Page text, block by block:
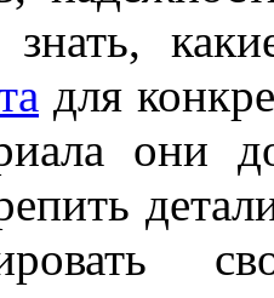
для
они